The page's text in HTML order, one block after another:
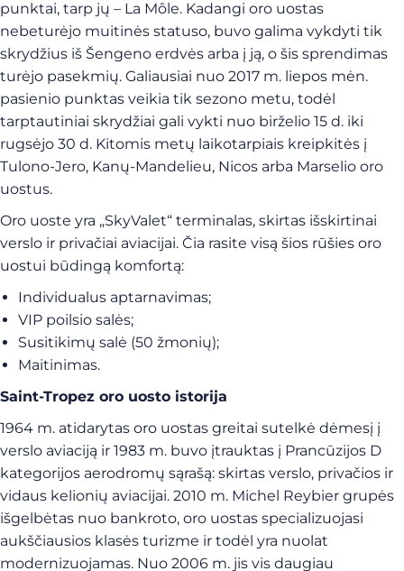
punktai, tarp jų – La Môle. Kadangi oro uostas
nebeturėjo muitinės statuso, buvo galima vykdyti tik
skrydžius iš Šengeno erdvės arba į ją, o šis sprendimas
turėjo pasekmių. Galiausiai nuo 2017 m. liepos mėn.
pasienio punktas veikia tik sezono metu, todėl
tarptautiniai skrydžiai gali vykti nuo birželio 15 d. iki
rugsėjo 30 d. Kitomis metų laikotarpiais kreipkitės į
Tulono-Jero, Kanų-Mandelieu, Nicos arba Marselio oro
uostus.
Oro uoste yra „SkyValet“ terminalas, skirtas išskirtinai
verslo ir privačiai aviacijai. Čia rasite visą šios rūšies oro
uostui būdingą komfortą:
Individualus aptarnavimas;
VIP poilsio salės;
Susitikimų salė (50 žmonių);
Maitinimas.
Saint-Tropez oro uosto istorija
1964 m. atidarytas oro uostas greitai sutelkė dėmesį į
verslo aviaciją ir 1983 m. buvo įtrauktas į Prancūzijos D
kategorijos aerodromų sąrašą: skirtas verslo, privačios ir
vidaus kelionių aviacijai. 2010 m. Michel Reybier grupės
išgelbėtas nuo bankroto, oro uostas specializuojasi
aukščiausios klasės turizme ir todėl yra nuolat
modernizuojamas. Nuo 2006 m. jis vis daugiau